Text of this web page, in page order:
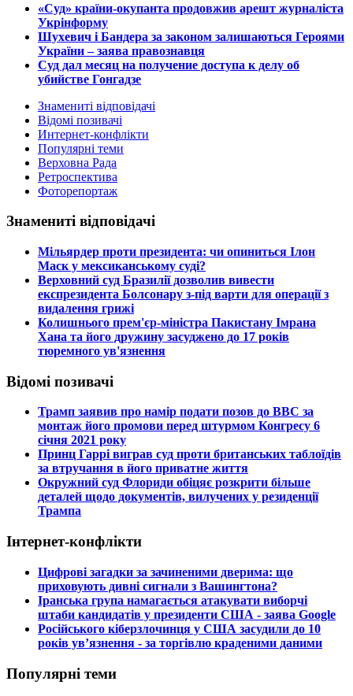
​«Суд» країни-окупанта продовжив арешт журналіста
Укрінформу
Шухевич і Бандера за законом залишаються Героями
України – заява правознавця
Суд дал месяц на получение доступа к делу об
убийстве Гонгадзе
Знамениті відповідачі
Відомі позивачі
Интернет-конфлікти
Популярні теми
Верховна Рада
Ретроспектива
Фоторепортаж
Знамениті відповідачі
​Мільярдер проти президента: чи опиниться Ілон
Маск у мексиканському суді?
​Верховний суд Бразилії дозволив вивести
експрезидента Болсонару з-під варти для операції з
видалення грижі
​Колишнього прем'єр-міністра Пакистану Імрана
Хана та його дружину засуджено до 17 років
тюремного ув'язнення
Відомі позивачі
​Трамп заявив про намір подати позов до ВВС за
монтаж його промови перед штурмом Конгресу 6
січня 2021 року
​Принц Гаррі виграв суд проти британських таблоїдів
за втручання в його приватне життя
​Окружний суд Флориди обіцяє розкрити більше
деталей щодо документів, вилучених у резиденції
Трампа
Інтернет-конфлікти
​Цифрові загадки за зачиненими дверима: що
приховують дивні сигнали з Вашингтона?
​Іранська група намагається атакувати виборчі
штаби кандидатів у президенти США - заява Google
​Російського кіберзлочинця у США засудили до 10
років ув’язнення - за торгівлю краденими даними
Популярні теми